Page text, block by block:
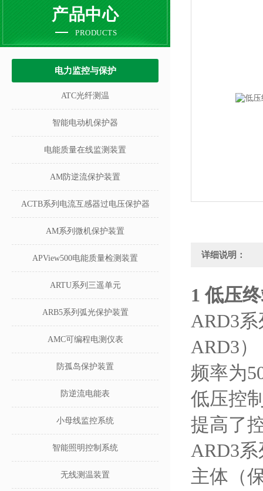
产品中心
PRODUCTS
电力监控与保护
ATC光纤测温
智能电动机保护器
电能质量在线监测装置
AM防逆流保护装置
ACTB系列电流互感器过电压保护器
AM系列微机保护装置
APView500电能质量检测装置
ARTU系列三遥单元
ARB5系列弧光保护装置
AMC可编程电测仪表
防孤岛保护装置
防逆流电能表
小母线监控系统
智能照明控制系统
无线测温装置
详细说明：
1低压
ARD3系
ARD3
频率为
低压控
提高了
ARD3
主体（